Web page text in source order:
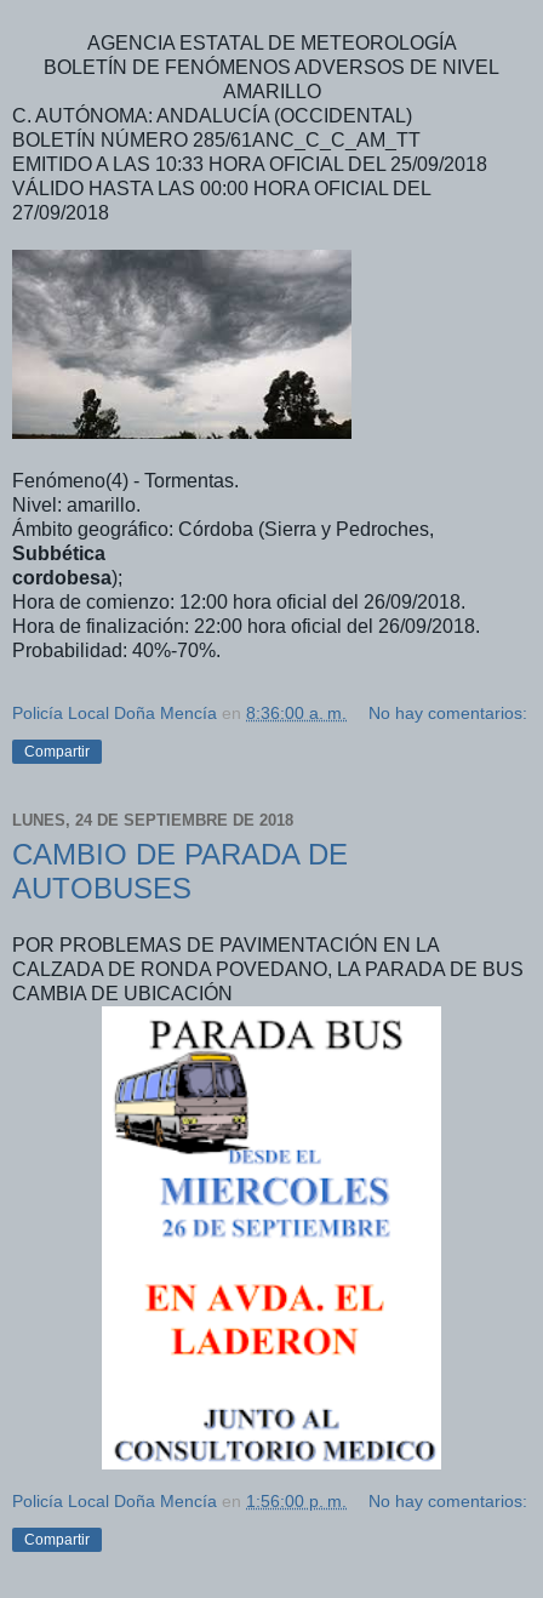
AGENCIA ESTATAL DE METEOROLOGÍA
BOLETÍN DE FENÓMENOS ADVERSOS DE NIVEL
AMARILLO
C. AUTÓNOMA: ANDALUCÍA (OCCIDENTAL)
BOLETÍN NÚMERO 285/61ANC_C_C_AM_TT
EMITIDO A LAS 10:33 HORA OFICIAL DEL 25/09/2018
VÁLIDO HASTA LAS 00:00 HORA OFICIAL DEL
27/09/2018
Fenómeno(4) - Tormentas.
Nivel: amarillo.
Ámbito geográfico: Córdoba (Sierra y Pedroches,
Subbética
cordobesa);
Hora de comienzo: 12:00 hora oficial del 26/09/2018.
Hora de finalización: 22:00 hora oficial del 26/09/2018.
Probabilidad: 40%-70%.
Policía Local Doña Mencía en 8:36:00 a. m. No hay comentarios:
Compartir
LUNES, 24 DE SEPTIEMBRE DE 2018
CAMBIO DE PARADA DE
AUTOBUSES
POR PROBLEMAS DE PAVIMENTACIÓN EN LA
CALZADA DE RONDA POVEDANO, LA PARADA DE BUS
CAMBIA DE UBICACIÓN
Policía Local Doña Mencía en 1:56:00 p. m. No hay comentarios:
Compartir